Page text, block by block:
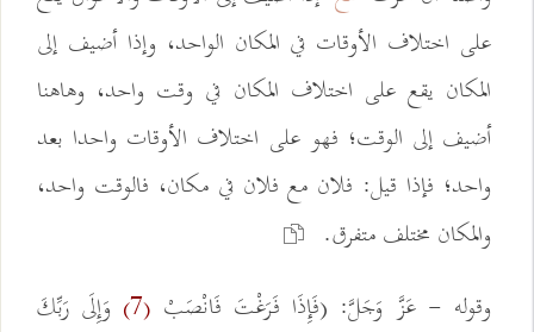
على اختلاف الأوقات في المكان الواحد، وإذا أضيف إلى
المكان يقع على اختلاف المكان في وقت واحد، وهاهنا
أضيف إلى الوقت؛ فهو على اختلاف الأوقات واحدا بعد
واحد؛ فإذا قيل: فلان مع فلان في مكان، فالوقت واحد،
والمكان مختلف متفرق.
وقوله - عَزَّ وَجَلَّ: (فَإِذَا فَرَغْتَ فَانْصَبْ (7)
وَإِلَى رَبِّكَ